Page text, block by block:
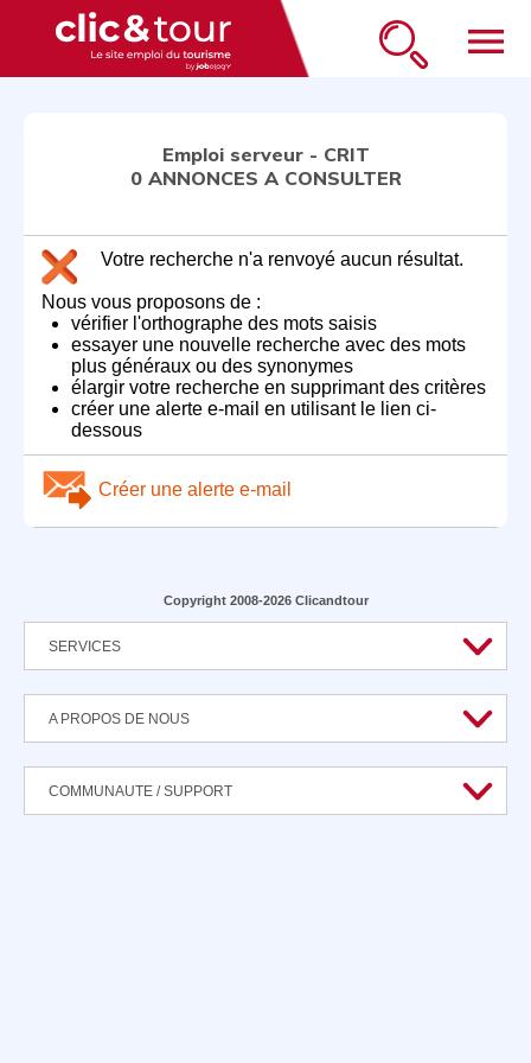
menu
Emploi serveur - CRIT
0 ANNONCES A CONSULTER
Votre recherche n'a renvoyé aucun résultat.
Nous vous proposons de :
vérifier l'orthographe des mots saisis
essayer une nouvelle recherche avec des mots
plus généraux ou des synonymes
élargir votre recherche en supprimant des critères
créer une alerte e-mail en utilisant le lien ci-
dessous
Créer une alerte e-mail
Copyright 2008-2026 Clicandtour
SERVICES
A PROPOS DE NOUS
COMMUNAUTE / SUPPORT